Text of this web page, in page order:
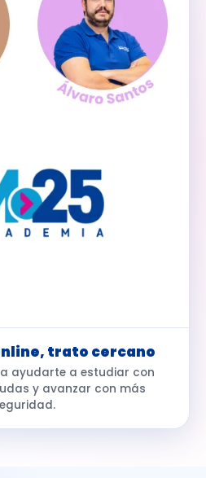
trato cercano
ayudarte a estudiar con
y avanzar con más